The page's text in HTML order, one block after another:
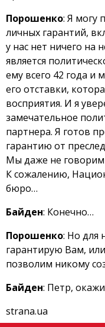
Порошенко: Я могу
личных гарантий,
у нас нет ничего на
является
ему всего 42 года и
его отставки,
восприятия. И я
замечательное
партнера. Я готов
гарантию от
Мы даже не говорим
К сожалению,
бюро…
Байден: Конечно…
Порошенко: Но для
гарантирую Вам,
позволим никому
Байден: Петр,
strana.ua